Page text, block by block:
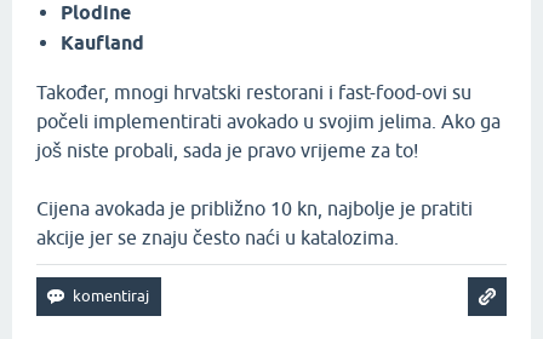
Plodine
Kaufland
Također, mnogi hrvatski restorani i fast-food-ovi su
počeli implementirati avokado u svojim jelima. Ako ga
još niste probali, sada je pravo vrijeme za to!
Cijena avokada je približno 10 kn, najbolje je pratiti
akcije jer se znaju često naći u katalozima.